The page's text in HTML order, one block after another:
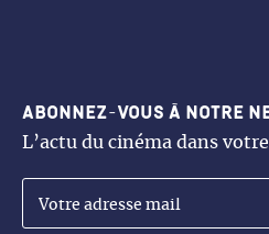
Abonnez-vous à notre
L’actu du cinéma dans